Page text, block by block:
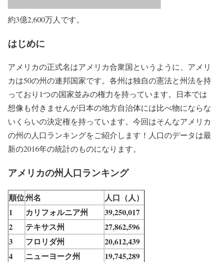
約3億2,600万人です。
はじめに
アメリカの正式名はアメリカ合衆国というように、アメリ
カは50の州の連邦国家です。各州は独自の憲法と州法を持
っており1つの国家並みの権力を持っています。日本では
想像も付きませんが日本の地方自治体には比べ物にならな
いくらいの決定権を持っています。今回はそんなアメリカ
の州の人口ランキングをご紹介します！人口のデータは最
新の2016年の統計のものになります。
アメリカの州人口ランキング
順位州名
人口（人）
1
カリフォルニア州
39,250,017
2
テキサス州
27,862,596
3
フロリダ州
20,612,439
4
ニューヨーク州
19,745,289